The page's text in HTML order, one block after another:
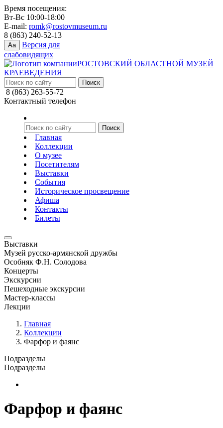
Время посещения:
Вт-Вс 10:00-18:00
E-mail: romk@rostovmuseum.ru
8 (863) 240-52-13
Aa
Версия для
слабовидящих
РОСТОВСКИЙ ОБЛАСТНОЙ МУЗЕЙ
КРАЕВЕДЕНИЯ
8 (863) 263-55-72
Контактный телефон
Главная
Коллекции
О музее
Посетителям
Выставки
События
Историческое просвещение
Афиша
Контакты
Билеты
Выставки
Музей русско-армянской дружбы
Особняк Ф.Н. Солодова
Концерты
Экскурсии
Пешеходные экскурсии
Мастер-классы
Лекции
Главная
Коллекции
Фарфор и фаянс
Подразделы
Подразделы
Фарфор и фаянс